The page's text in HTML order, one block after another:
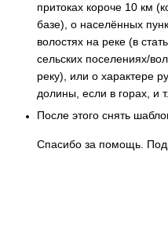
притоках короче 10 км
базе), о населённых
волостях на реке (в
сельских поселениях/
реку), или о характере
долины, если в горах, и
После этого снять
Спасибо за помощь.